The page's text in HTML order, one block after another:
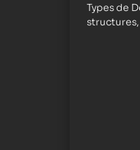
Types de
structures,